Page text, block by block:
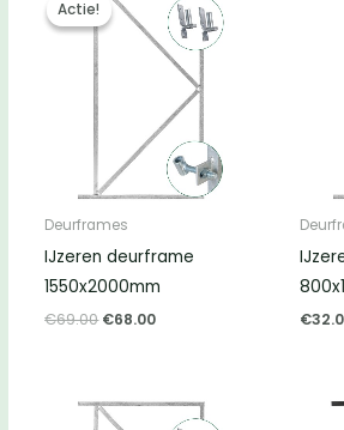
Actie!
Actie!
Deurframes
IJzeren deurframe
1550x2000mm
€69.00 Oorspronkelijke
€68.00Huidige
€